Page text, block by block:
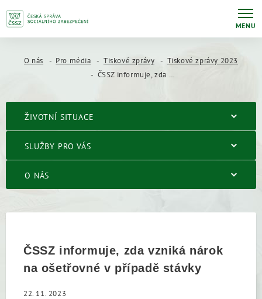
MENU
O nás Pro média Tiskové zprávy
Tiskové zprávy 2023
ČSSZ informuje, zda vzniká nárok na ošetřovné v případě stávky
ŽIVOTNÍ SITUACE
SLUŽBY PRO VÁS
O NÁS
ČSSZ informuje, zda vzniká nárok
na ošetřovné v případě stávky
22. 11. 2023